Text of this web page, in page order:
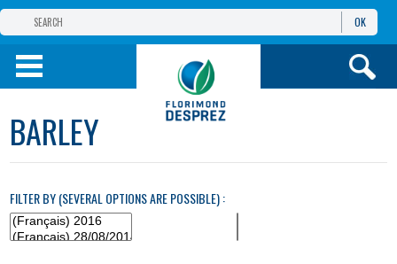
(FRANÇAIS) GROUPE FLORIMOND
(FRANÇAIS) PRODUITS
BILGI VEHIZMETLER
OK
BARLEY
FILTER BY (SEVERAL OPTIONS ARE POSSIBLE) :